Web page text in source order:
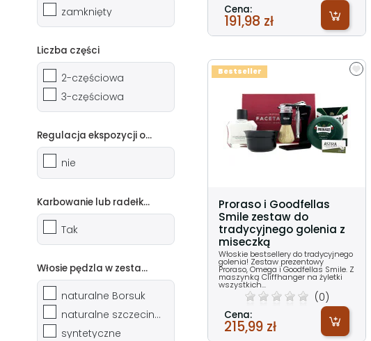
zamknięty
Liczba części
2-częściowa
3-częściowa
Regulacja ekspozycji ostrza
nie
Karbowanie lub radełkowanie rączki
Tak
Włosie pędzla w zestawie
naturalne Borsuk
naturalne szczecina dzika
syntetyczne
Cena:
191,98 zł
Proraso i Goodfellas
Smile zestaw do
tradycyjnego golenia z
miseczką
Włoskie bestsellery do tradycyjnego
golenia! Zestaw prezentowy
Proraso, Omega i Goodfellas Smile. Z
maszynką Cliffhanger na żyletki
wszystkich...
(0)
Cena:
215,99 zł
Bestseller